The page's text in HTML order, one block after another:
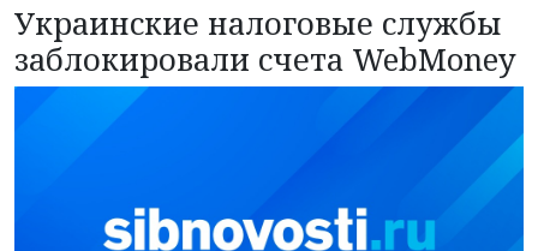
Украинские налоговые службы
заблокировали счета WebMoney